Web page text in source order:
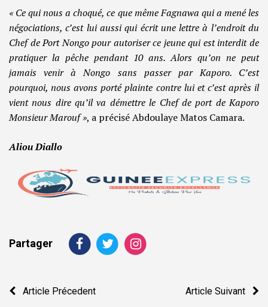
« Ce qui nous a choqué, ce que même Fagnawa qui a mené les
négociations, c’est lui aussi qui écrit une lettre à l’endroit du
Chef de Port Nongo pour autoriser ce jeune qui est interdit de
pratiquer la pêche pendant 10 ans. Alors qu’on ne peut
jamais venir à Nongo sans passer par Kaporo. C’est
pourquoi, nous avons porté plainte contre lui et c’est après il
vient nous dire qu’il va démettre le Chef de port de Kaporo
Monsieur Marouf », a précisé Abdoulaye Matos Camara.
Aliou Diallo
Partager
Navigation
Article Précedent Article Suivant